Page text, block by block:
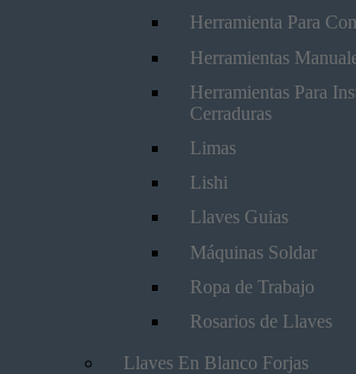
Herramienta Para
Herramientas
Herramientas Para
Cerraduras
Limas
Lishi
Llaves Guias
Máquinas Soldar
Ropa de Trabajo
Rosarios de Llaves
Llaves En Blanco Forjas